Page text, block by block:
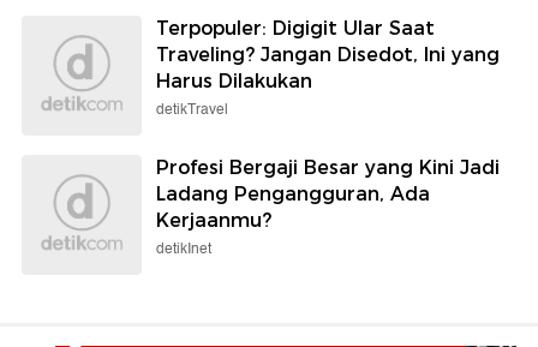
Terpopuler: Digigit Ular Saat
Traveling? Jangan Disedot, Ini yang
Harus Dilakukan
detikTravel
Profesi Bergaji Besar yang Kini Jadi
Ladang Pengangguran, Ada
Kerjaanmu?
detikInet